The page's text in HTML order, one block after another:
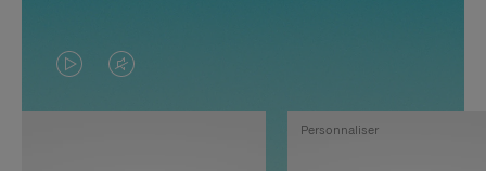
LA
VIDÉO
LE
SON
Personnaliser